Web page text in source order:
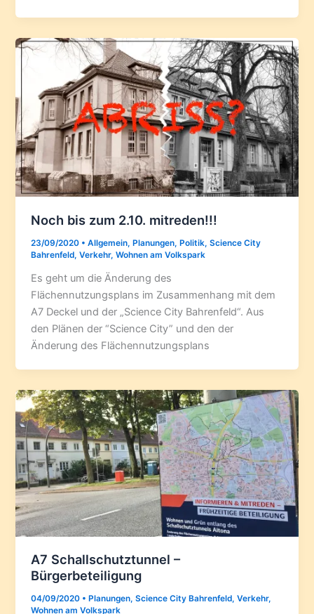
Noch bis zum 2.10. mitreden!!!
23/09/2020 •Allgemein, Planungen, Politik,Science City
Bahrenfeld,Verkehr,Wohnen am Volkspark
Es geht um die Änderung des
Flächennutzungsplans im Zusammenhang mit dem
A7 Deckel und der „Science City Bahrenfeld“. Aus
den Plänen der “Science City” und den der
Änderung des Flächennutzungsplans
A7 Schallschutztunnel –
Bürgerbeteiligung
04/09/2020 • Planungen,Science City Bahrenfeld,Verkehr,
Wohnen am Volkspark